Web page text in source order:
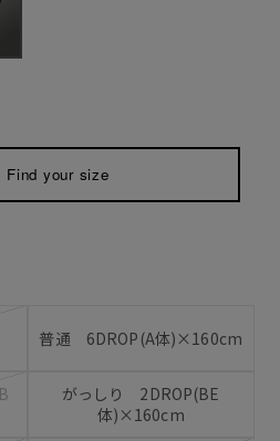
Find your size
普通 6DROP(A体)×160cm
がっしり 2DROP(BE
体)×160cm